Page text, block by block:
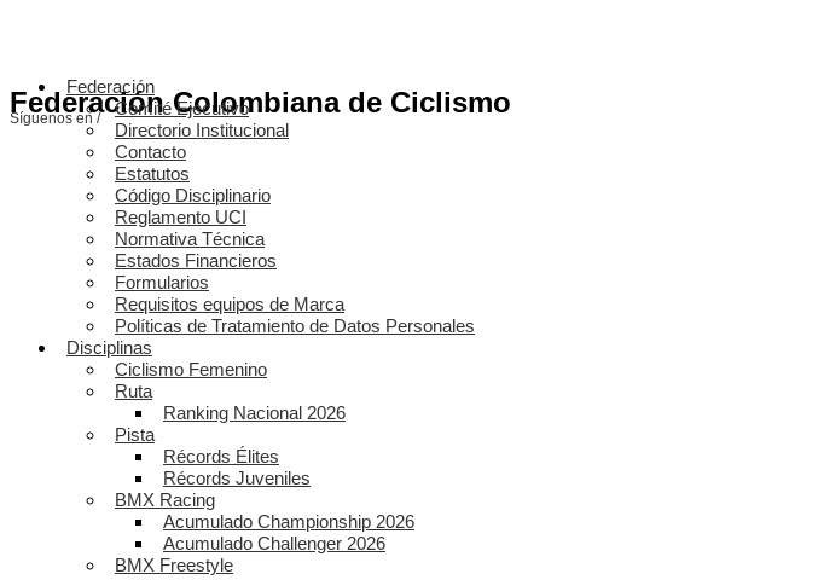
Federación Colombiana de Ciclismo
Síguenos en /
Federación
Comité Ejecutivo
Directorio Institucional
Contacto
Estatutos
Código Disciplinario
Reglamento UCI
Normativa Técnica
Estados Financieros
Formularios
Requisitos equipos de Marca
Políticas de Tratamiento de Datos Personales
Disciplinas
Ciclismo Femenino
Ruta
Ranking Nacional 2026
Pista
Récords Élites
Récords Juveniles
BMX Racing
Acumulado Championship 2026
Acumulado Challenger 2026
BMX Freestyle